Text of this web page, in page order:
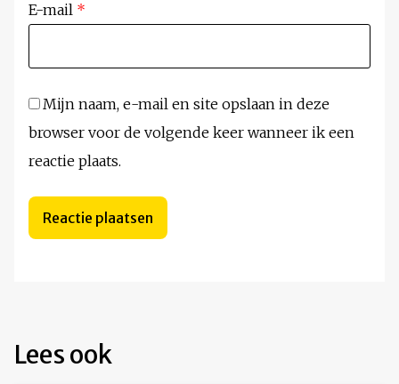
E-mail *
Mijn naam, e-mail en site opslaan in deze
browser voor de volgende keer wanneer ik een
reactie plaats.
Lees ook